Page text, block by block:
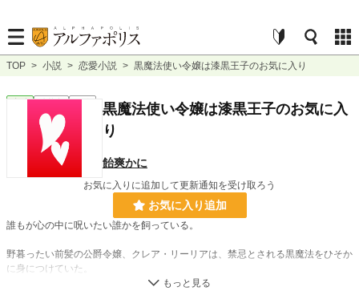
TOP > 小説 > 恋愛小説 > 黒魔法使い令嬢は漆黒王子のお気に入り
恋愛 連載中 長編
黒魔法使い令嬢は漆黒王子のお気に入
り
飴爽かに
お気に入りに追加して更新通知を受け取ろう
お気に入り追加
誰もが心の中に呪いたい誰かを飼っている。
野暮ったい前髪の公爵令嬢、クレア・リーリアは、禁忌とされる黒魔法をひそか
に身につけていた。
マーシェント王国騎士団によって兄がひどい仕打ちを受け、その復讐に騎士団長